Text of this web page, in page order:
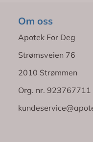
Om oss
Apotek For Deg
Strømsveien 76
2010 Strømmen
Org. nr. 923767711